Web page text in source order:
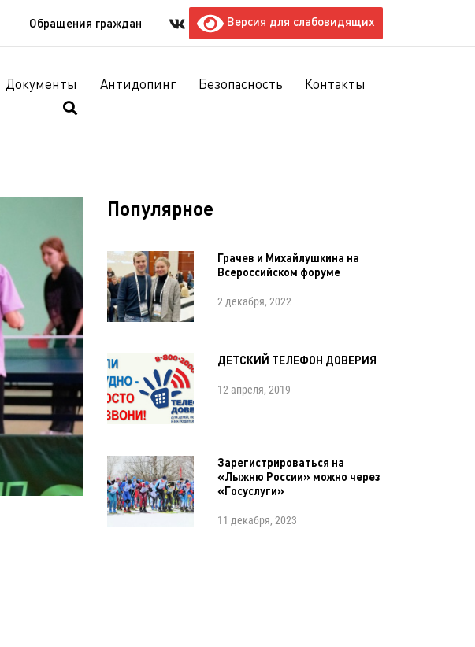
Обращения граждан Версия для слабовидящих
Документы Антидопинг Безопасность Контакты
Популярное
Грачев и Михайлушкина на
Всероссийском форуме
2 декабря, 2022
ДЕТСКИЙ ТЕЛЕФОН ДОВЕРИЯ
12 апреля, 2019
Зарегистрироваться на
«Лыжню России» можно через
«Госуслуги»
11 декабря, 2023